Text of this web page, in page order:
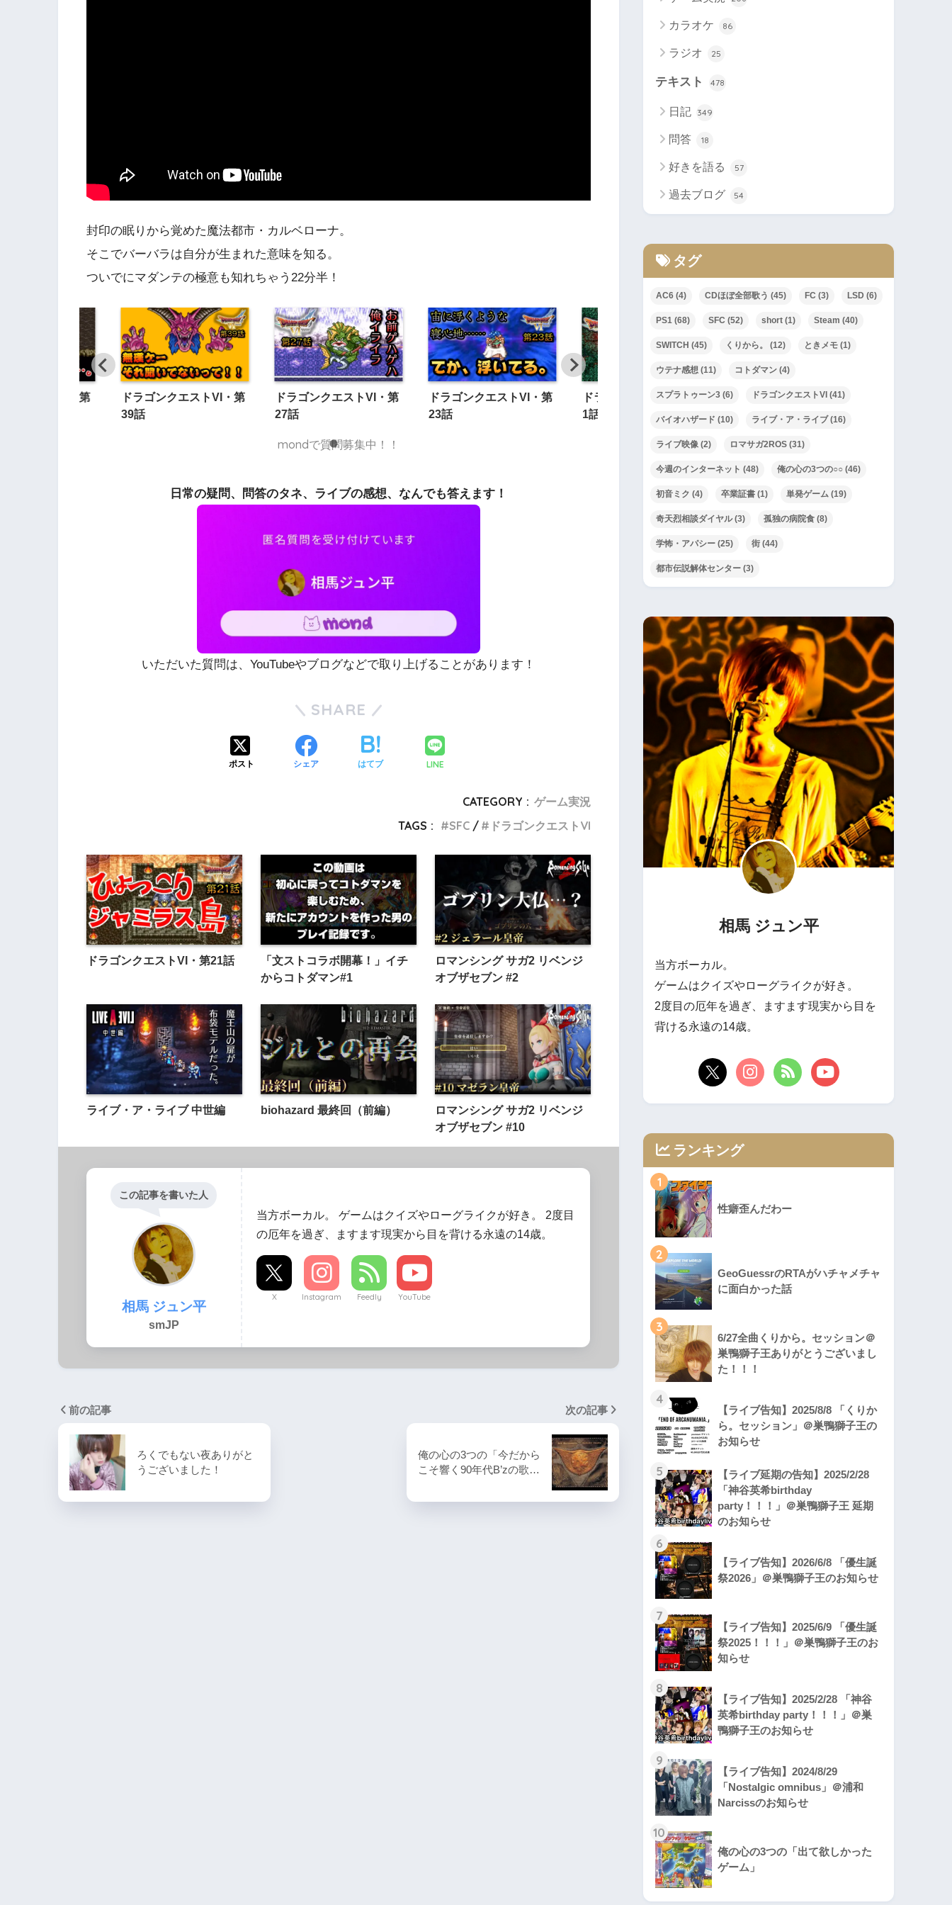
封印の眠りから覚めた魔法都市・カルベローナ。
そこでバーバラは自分が生まれた意味を知る。
ついでにマダンテの極意も知れちゃう22分半！
クエストVI・第
ドラゴンクエストVI・第
39話
ドラゴンクエストVI・第
27話
ドラゴンクエストVI・第
23話
ドラゴンクエストVI・第
1話
ドラゴンクエストVI・第
35話
mondで質問募集中！！
日常の疑問、問答のタネ、ライブの感想、なんでも答えます！
いただいた質問は、YouTubeやブログなどで取り上げることがあります！
SHARE
ポスト シェア はてブ LINE
CATEGORY : ゲーム実況
TAGS :
SFC ドラゴンクエストVI
ドラゴンクエストVI・第21話
「文ストコラボ開幕！」イチ
からコトダマン#1
ロマンシング サガ2 リベンジ
オブザセブン #2
ライブ・ア・ライブ 中世編 biohazard 最終回（前編）
ロマンシング サガ2 リベンジ
オブザセブン #10
この記事を書いた人
相馬 ジュン平
smJP
当方ボーカル。 ゲームはクイズやローグライクが好き。 2度目
の厄年を過ぎ、ますます現実から目を背ける永遠の14歳。
X Instagram Feedly YouTube
前の記事
ろくでもない夜ありがと
うございました！
次の記事
俺の心の3つの「今だから
こそ響く90年代B’zの歌…
カラオケ 86
ラジオ 25
テキスト 478
日記 349
問答 18
好きを語る 57
過去ブログ 54
タグ
AC6 (4) CDほぼ全部歌う (45) FC (3) LSD (6)
PS1 (68) SFC (52) short (1) Steam (40)
SWITCH (45) くりから。 (12) ときメモ (1)
ウテナ感想 (11) コトダマン (4)
スプラトゥーン3 (6) ドラゴンクエストVI (41)
バイオハザード (10) ライブ・ア・ライブ(16)
ライブ映像 (2) ロマサガ2ROS (31)
今週のインターネット (48) 俺の心の3つの○○ (46)
初音ミク (4) 卒業証書 (1) 単発ゲーム (19)
奇天烈相談ダイヤル(3) 孤独の病院食 (8)
学怖・アパシー (25) 街 (44)
都市伝説解体センター (3)
相馬 ジュン平
当方ボーカル。
ゲームはクイズやローグライクが好き。
2度目の厄年を過ぎ、ますます現実から目を
背ける永遠の14歳。
ランキング
1
性癖歪んだわー
2
GeoGuessrのRTAがハチャメチャ
に面白かった話
3
6/27全曲くりから。セッション＠
巣鴨獅子王ありがとうございまし
た！！！
4
【ライブ告知】2025/8/8 「くりか
ら。セッション」＠巣鴨獅子王の
お知らせ
5
【ライブ延期の告知】2025/2/28
「神谷英希birthday
party！！！」＠巣鴨獅子王 延期
のお知らせ
6
【ライブ告知】2026/6/8 「優生誕
祭2026」＠巣鴨獅子王のお知らせ
7
【ライブ告知】2025/6/9 「優生誕
祭2025！！！」＠巣鴨獅子王のお
知らせ
8
【ライブ告知】2025/2/28 「神谷
英希birthday party！！！」＠巣
鴨獅子王のお知らせ
9
【ライブ告知】2024/8/29
「Nostalgic omnibus」＠浦和
Narcissのお知らせ
10
俺の心の3つの「出て欲しかった
ゲーム」